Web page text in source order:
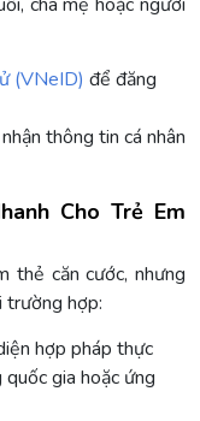
(VNeID) để đăng
thông tin cá nhân
Cho Trẻ Em
thẻ căn cước, nhưng
trường hợp:
hợp pháp thực
gia hoặc ứng